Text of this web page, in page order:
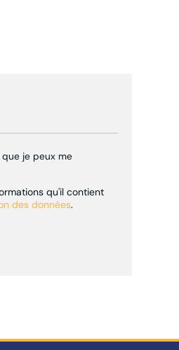
je peux me
qu'il contient
des données.